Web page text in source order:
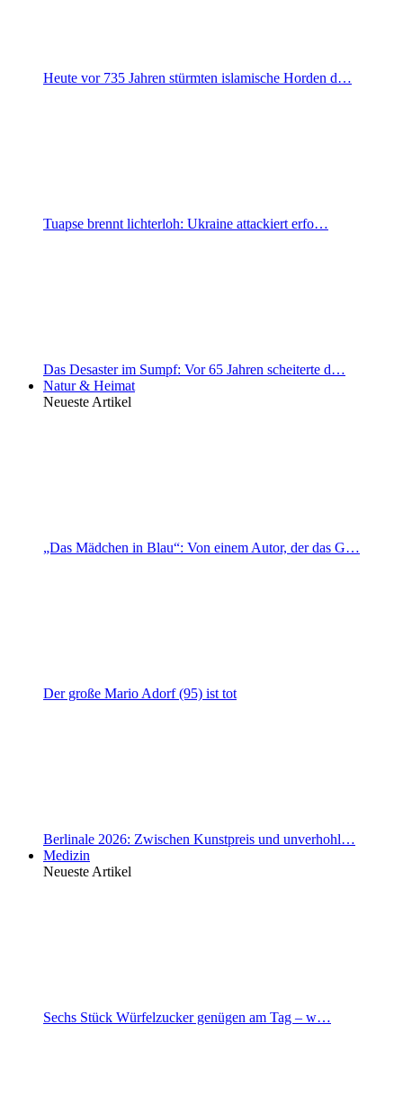
Heute vor 735 Jahren stürmten islamische Horden d…
Tuapse brennt lichterloh: Ukraine attackiert erfo…
Das Desaster im Sumpf: Vor 65 Jahren scheiterte d…
Natur & Heimat
Neueste Artikel
„Das Mädchen in Blau“: Von einem Autor, der das G…
Der große Mario Adorf (95) ist tot
Berlinale 2026: Zwischen Kunstpreis und unverhohl…
Medizin
Neueste Artikel
Sechs Stück Würfelzucker genügen am Tag – w…